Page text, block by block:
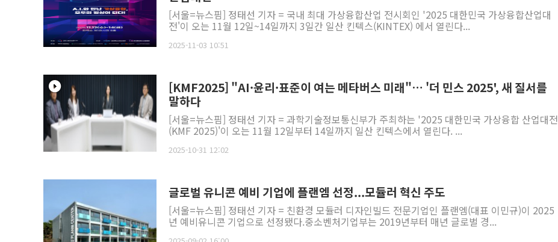
[서울=뉴스핌] 정태선 기자 = 국내 최대 가상융합산업 전시회인 '2025 대한민국 가상융합산업대
전'이 오는 11월 12일~14일까지 3일간 일산 킨텍스(KINTEX) 에서 열린다...
2025-11-03 10:51
[KMF2025] "AI·윤리·표준이 여는 메타버스 미래"… '더 민스 2025', 새 질서를
말하다
[서울=뉴스핌] 정태선 기자 = 과학기술정보통신부가 주최하는 '2025 대한민국 가상융합 산업대전
(KMF 2025)'이 오는 11월 12일부터 14일까지 일산 킨텍스에서 열린다. ...
2025-10-31 12:02
글로벌 유니콘 예비 기업에 플랜엠 선정...모듈러 혁신 주도
[서울=뉴스핌] 정태선 기자 = 친환경 모듈러 디자인빌드 전문기업인 플랜엠(대표 이민규)이 2025
년 예비유니콘 기업으로 선정됐다.중소벤처기업부는 2019년부터 매년 글로벌 경...